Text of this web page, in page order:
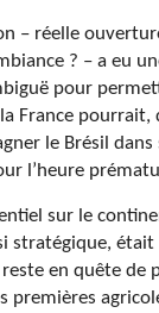
– réelle
? – a eu
pour
France pourrait,
le Brésil dans
l’heure
sur le
stratégique, était
en quête de
premières